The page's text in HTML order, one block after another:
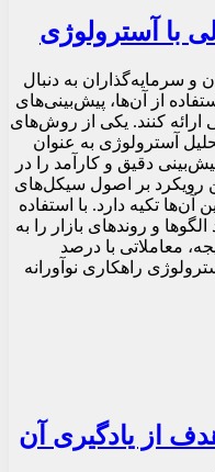
با آسترولوژی
و سرمایه‌گذاران به دنبال
از آن‌ها، پیش‌بینی‌های
ارائه کنند. یکی از روش‌های
آسترولوژی به عنوان
دقیق و کارآمد را در
رویکرد بر اصول سیکل‌های
آن‌ها تکیه دارد. با استفاده
و روندهای بازار را به
معاملاتی با درصد
راهکاری نوآورانه
از یادگیری آن